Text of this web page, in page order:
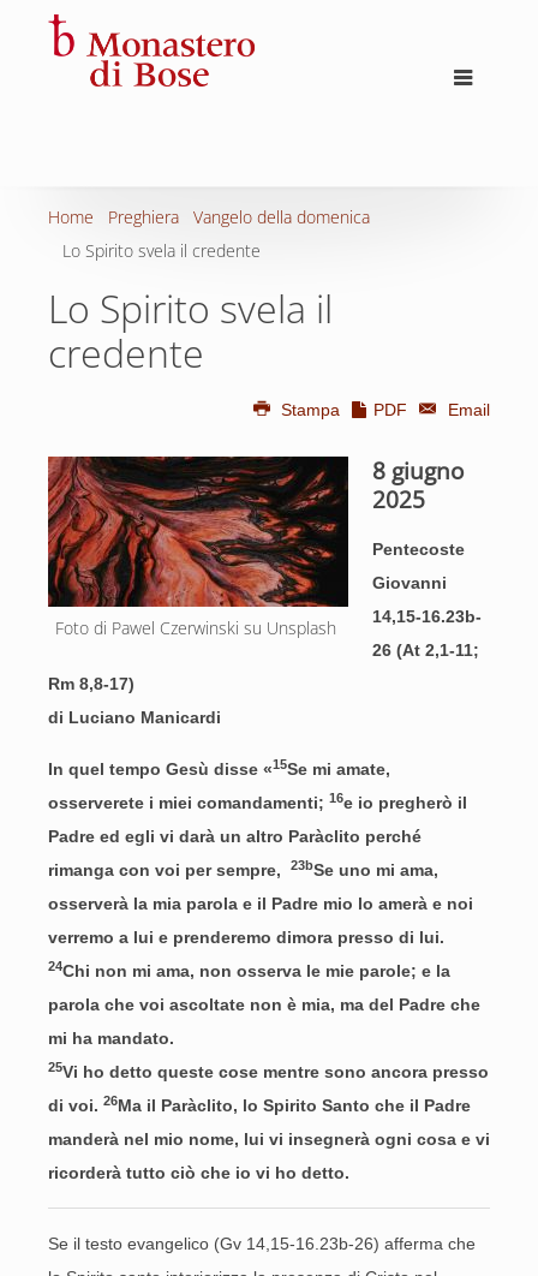
Home Preghiera
Vangelo della domenica
Lo Spirito svela il credente
Lo Spirito svela il
credente
Stampa PDF Email
Foto di Pawel Czerwinski su Unsplash
8 giugno
2025
Pentecoste
Giovanni
14,15-16.23b-
26 (At 2,1-11;
Rm 8,8-17)
di Luciano Manicardi
In quel tempo Gesù disse «15Se mi amate,
osserverete i miei comandamenti; 16e io pregherò il
Padre ed egli vi darà un altro Paràclito perché
rimanga con voi per sempre,
23bSe uno mi ama,
osserverà la mia parola e il Padre mio lo amerà e noi
verremo a lui e prenderemo dimora presso di lui.
24Chi non mi ama, non osserva le mie parole; e la
parola che voi ascoltate non è mia, ma del Padre che
mi ha mandato.
25Vi ho detto queste cose mentre sono ancora presso
di voi. 26Ma il Paràclito, lo Spirito Santo che il Padre
manderà nel mio nome, lui vi insegnerà ogni cosa e vi
ricorderà tutto ciò che io vi ho detto.
Se il testo evangelico (Gv 14,15-16.23b-26) afferma che